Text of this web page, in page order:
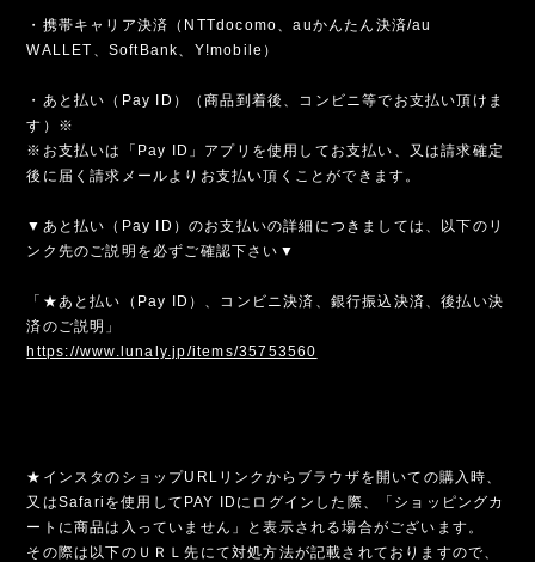
・携帯キャリア決済（NTTdocomo、auかんたん決済/au
WALLET、SoftBank、Y!mobile）
・あと払い（Pay ID）（商品到着後、コンビニ等でお支払い頂けま
す）※
※お支払いは「Pay ID」アプリを使用してお支払い、又は請求確定
後に届く請求メールよりお支払い頂くことができます。
▼あと払い（Pay ID）のお支払いの詳細につきましては、以下のリ
ンク先のご説明を必ずご確認下さい▼
「★あと払い（Pay ID）、コンビニ決済、銀行振込決済、後払い決
済のご説明」
https://www.lunaly.jp/items/35753560
★インスタのショップURLリンクからブラウザを開いての購入時、
又はSafariを使用してPAY IDにログインした際、「ショッピングカ
ートに商品は入っていません」と表示される場合がございます。
その際は以下のＵＲＬ先にて対処方法が記載されておりますので、